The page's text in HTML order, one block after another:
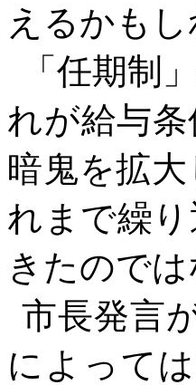
えるかも
「任期制
れが給与
暗鬼を拡
れまで繰
きたので
市長発言
によって